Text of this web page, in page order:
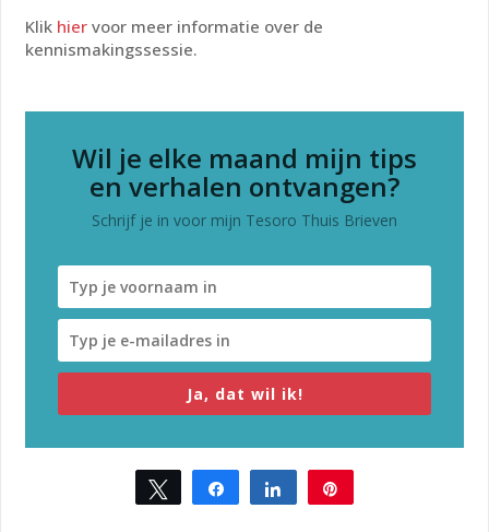
Klik hier voor meer informatie over de
kennismakingssessie.
Wil je elke maand mijn tips
en verhalen ontvangen?
Schrijf je in voor mijn Tesoro Thuis Brieven
Ja, dat wil ik!
Tweet Share Share